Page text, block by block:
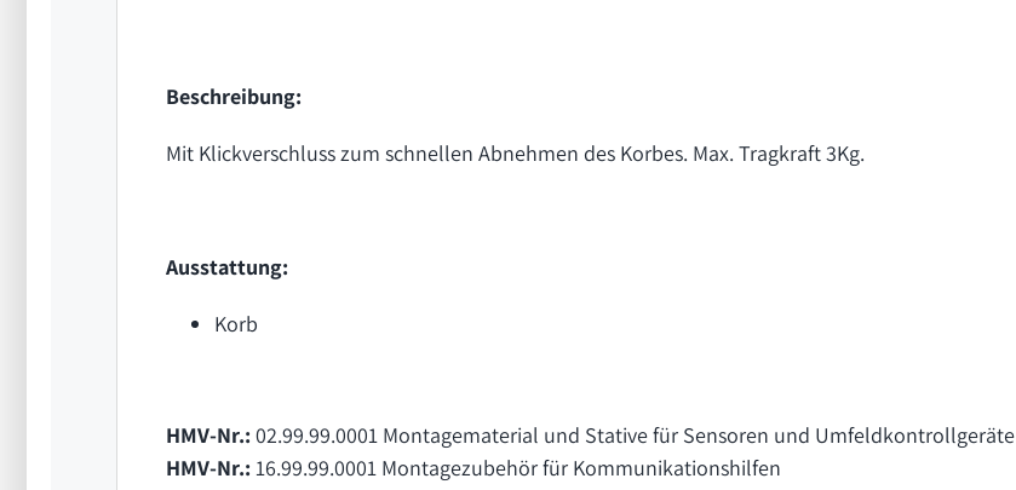
Beschreibung:
Mit Klickverschluss zum schnellen Abnehmen des Korbes. Max. Tragkraft 3Kg.
Ausstattung:
Korb
HMV-Nr.: 02.99.99.0001 Montagematerial und Stative für Sensoren und Umfeldkontrollgeräte
HMV-Nr.: 16.99.99.0001 Montagezubehör für Kommunikationshilfen